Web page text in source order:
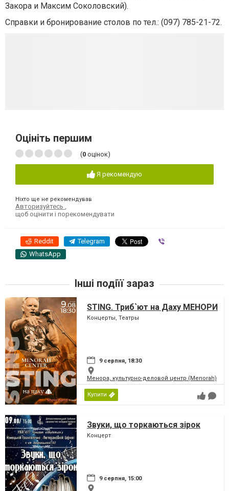
Закора и Максим Соколовский).
Справки и бронирование столов по тел.: (097) 785-21-72.
Оцініть першим
(0 оцінок)
Я рекомендую
Ніхто ще не рекомендував
Авторизуйтесь ,
щоб оцінити і порекомендувати
Reddit Telegram
WhatsApp
Інші подіїї зараз
STING. Триб`ют на Даху МЕНОРИ
Концерты, Театры
9 серпня, 18:30
Менора, культурно-деловой центр (Menorah)
Купити
Звуки, що торкаються зірок
Концерт
9 серпня, 15:00